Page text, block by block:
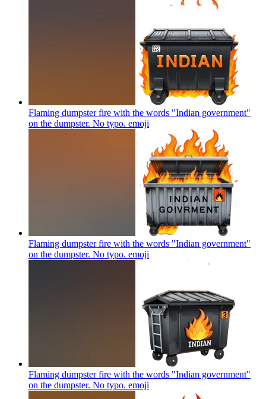
Flaming dumpster fire with the words "Indian government"
on the dumpster. No typo. emoji
Flaming dumpster fire with the words "Indian government"
on the dumpster. No typo. emoji
Flaming dumpster fire with the words "Indian government"
on the dumpster. No typo. emoji